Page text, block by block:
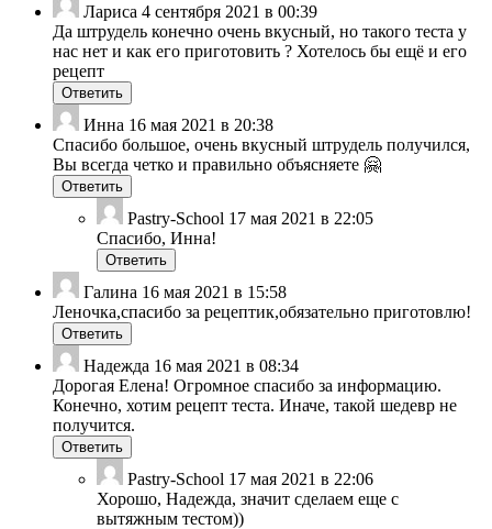
Лариса 4 сентября 2021 в 00:39
Да штрудель конечно очень вкусный, но такого теста у
нас нет и как его приготовить ? Хотелось бы ещё и его
рецепт
Ответить
Инна 16 мая 2021 в 20:38
Спасибо большое, очень вкусный штрудель получился,
Вы всегда четко и правильно объясняете 🤗
Ответить
Pastry-School 17 мая 2021 в 22:05
Спасибо, Инна!
Ответить
Галина 16 мая 2021 в 15:58
Леночка,спасибо за рецептик,обязательно приготовлю!
Ответить
Надежда 16 мая 2021 в 08:34
Дорогая Елена! Огромное спасибо за информацию.
Конечно, хотим рецепт теста. Иначе, такой шедевр не
получится.
Ответить
Pastry-School 17 мая 2021 в 22:06
Хорошо, Надежда, значит сделаем еще с
вытяжным тестом))